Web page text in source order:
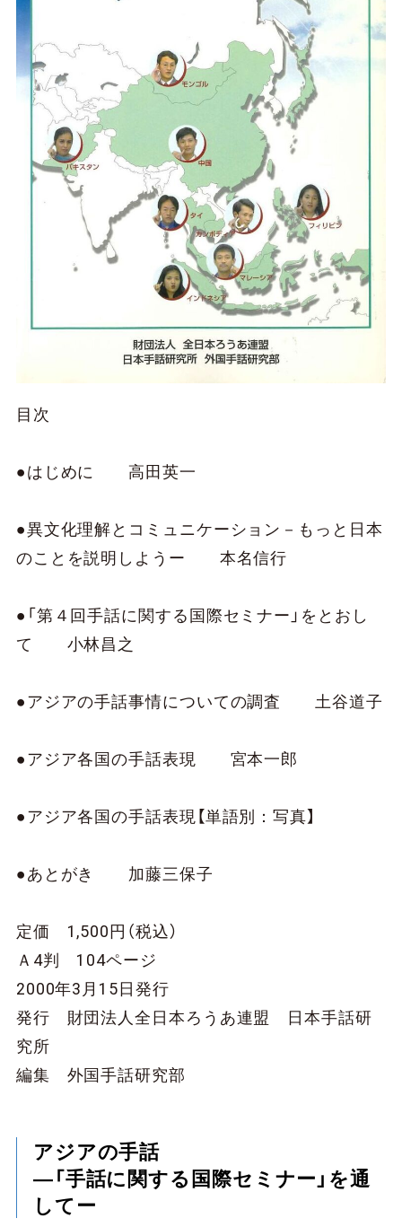
目次
●はじめに 高田英一
●異文化理解とコミュニケーション－もっと日本
のことを説明しようー 本名信行
●「第４回手話に関する国際セミナー」をとおし
て 小林昌之
●アジアの手話事情についての調査 土谷道子
●アジア各国の手話表現 宮本一郎
●アジア各国の手話表現【単語別：写真】
●あとがき 加藤三保子
定価 1,500円（税込）
Ａ4判 104ページ
2000年3月15日発行
発行 財団法人全日本ろうあ連盟 日本手話研
究所
編集 外国手話研究部
アジアの手話
―「手話に関する国際セミナー」を通
してー